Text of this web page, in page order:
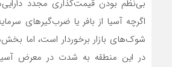
بی‌نظم بودن قیمت‌گذاری مجدد
اگرچه آسیا از بافر یا ضرب‌گیرهای
شوک‌های بازار برخوردار است، اما
در این منطقه به شدت در معرض